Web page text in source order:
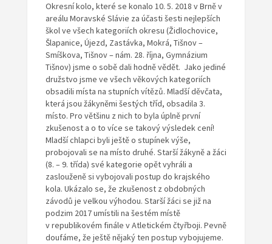
Okresní kolo, které se konalo 10. 5. 2018 v Brně v
areálu Moravské Slávie za účasti šesti nejlepších
škol ve všech kategoriích okresu (Židlochovice,
Šlapanice, Újezd, Zastávka, Mokrá, Tišnov –
Smíškova, Tišnov – nám. 28. října, Gymnázium
Tišnov) jsme o sobě dali hodně vědět. Jako jediné
družstvo jsme ve všech věkových kategoriích
obsadili místa na stupních vítězů. Mladší děvčata,
která jsou žákyněmi šestých tříd, obsadila 3.
místo. Pro většinu z nich to byla úplně první
zkušenost a o to více se takový výsledek cení!
Mladší chlapci byli ještě o stupínek výše,
probojovali se na místo druhé. Starší žákyně a žáci
(8. – 9. třída) své kategorie opět vyhráli a
zaslouženě si vybojovali postup do krajského
kola. Ukázalo se, že zkušenost z obdobných
závodů je velkou výhodou. Starší žáci se již na
podzim 2017 umístili na šestém místě
v republikovém finále v Atletickém čtyřboji. Pevně
doufáme, že ještě nějaký ten postup vybojujeme.